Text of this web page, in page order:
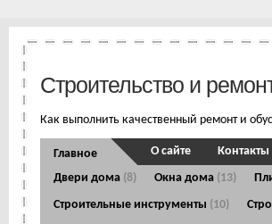
Строительство и
Как выполнить качественный ремонт и
Главное
Двери дома (8) Окна дома (13)
Строительные инструменты (10)
О сайте Контакты